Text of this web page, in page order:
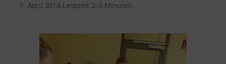
7. April 2014.Lesezeit:2–3 Minuten